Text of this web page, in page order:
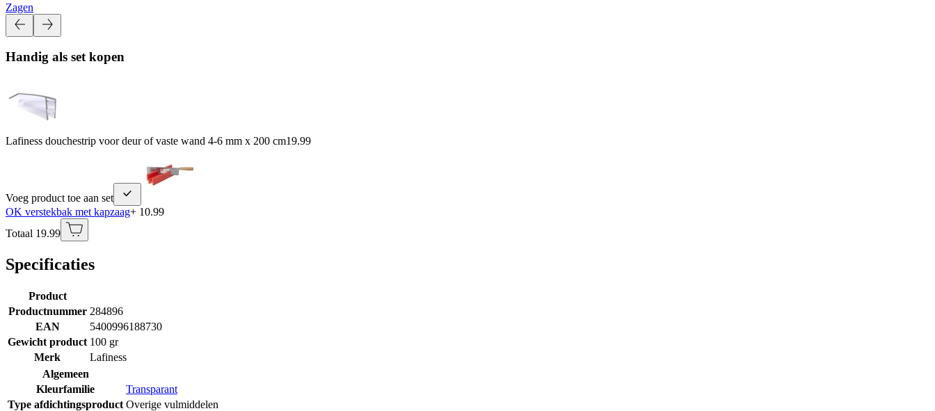
Zagen
Handig als set kopen
Lafiness douchestrip voor deur of vaste wand 4-6 mm x 200 cm19.99
Voeg product toe aan set
OK verstekbak met kapzaag+ 10.99
Totaal 19.99
Specificaties
Product
Productnummer 284896
EAN
5400996188730
Gewicht product 100 gr
Merk
Lafiness
Algemeen
Kleurfamilie
Transparant
Type afdichtingsproduct Overige vulmiddelen